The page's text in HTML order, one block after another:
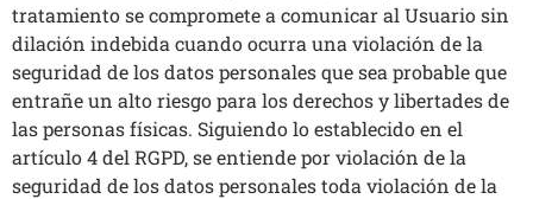
tratamiento se compromete a comunicar al Usuario sin
dilación indebida cuando ocurra una violación de la
seguridad de los datos personales que sea probable que
entrañe un alto riesgo para los derechos y libertades de
las personas físicas. Siguiendo lo establecido en el
artículo 4 del RGPD, se entiende por violación de la
seguridad de los datos personales toda violación de la